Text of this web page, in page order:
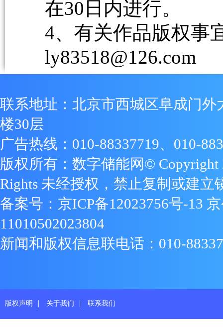
在30日内进行。
4、有关作品版权事
ly83518@126.com
联系地址：北京市西城区阜成门外
楼30层
广告热线：010-88337719、010-
版权所有：数字储能网© Copyright
Rights 未经授权，禁止复制或建立
备案号： 京ICP备12023756号-13
11010502023804
新闻和版权信息联电话：010-
版权声明 | 关于我们 | 联系我们